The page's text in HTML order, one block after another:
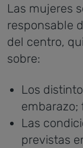
Las mujeres
responsable
del centro,
sobre:
Los
embarazo;
Las
previstas